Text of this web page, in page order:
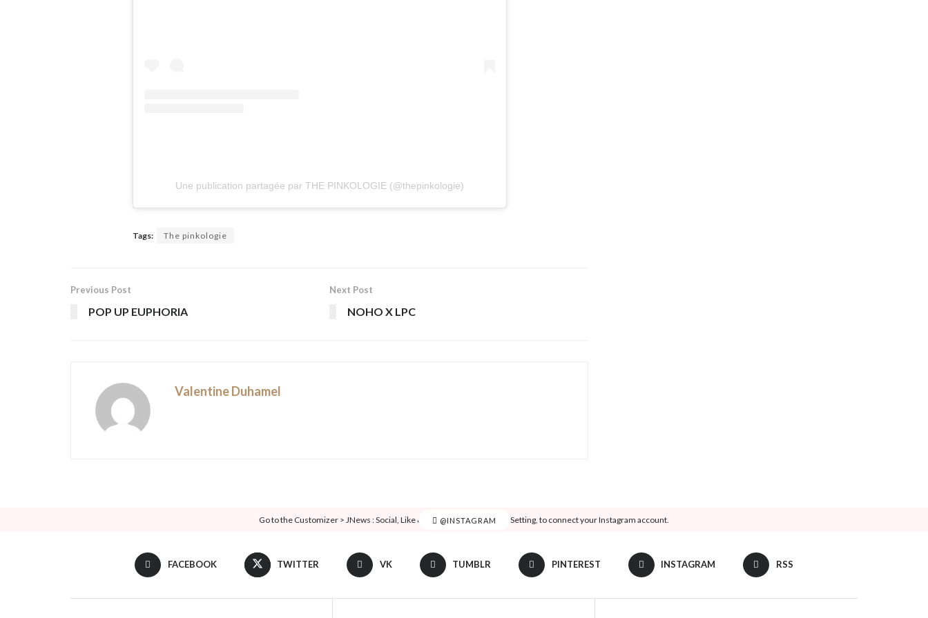
Une publication partagée par THE PINKOLOGIE (@thepinkologie)
Tags: The pinkologie
Previous Post
POP UP EUPHORIA
Next Post
NOHO X LPC
Valentine Duhamel
@INSTAGRAM
Go to the Customizer > JNews : Social, Like & View > Instagram Feed Setting, to connect your Instagram account.
FACEBOOK TWITTER VK TUMBLR PINTEREST INSTAGRAM RSS